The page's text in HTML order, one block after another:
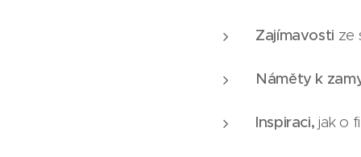
Zajímavosti ze
Náměty k
Inspiraci, jak o